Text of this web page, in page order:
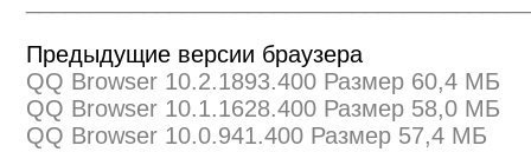
Предыдущие версии браузера
QQ Browser 10.2.1893.400 Размер 60,4 МБ
QQ Browser 10.1.1628.400 Размер 58,0 МБ
QQ Browser 10.0.941.400 Размер 57,4 МБ